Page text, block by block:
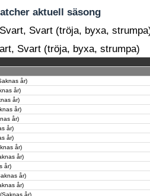
aktuell säsong
Svart (tröja, byxa,
Svart (tröja, byxa, strumpa)
år)
år)
år)
år)
år)
år)
år)
år)
år)
år)
år)
år)
år)